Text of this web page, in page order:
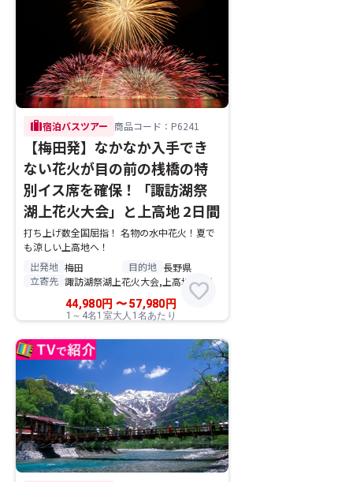
trip宿泊バスツアー 商品コード：P6241
【梅田発】なかなか入手でき
ない花火が目の前の桟橋の特
別イス席を確保！「諏訪湖祭
湖上花火大会」と上高地 2日間
打ち上げ数全国屈指！ 名物の水中花火！夏で
も涼しい上高地へ！
出発地 梅田 目的地 長野県
立寄先 諏訪湖祭湖上花火大会,上高地,白馬
44,980円 〜57,980 円
1～4名1室大人1名あたり
favorite